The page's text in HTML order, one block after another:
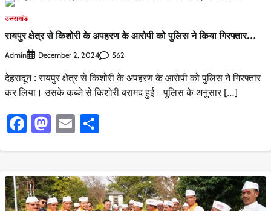
उत्तराखंड
रायपुर क्षेत्र से किशोरी के अपहरण के आरोपी को पुलिस ने किया गिरफ्तार…
Admin December 2, 2024 562
देहरादून : रायपुर क्षेत्र से किशोरी के अपहरण के आरोपी को पुलिस ने गिरफ्तार
कर लिया। उसके कब्जे से किशोरी बरामद हुई। पुलिस के अनुसार […]
Facebook
Mastodon
Email